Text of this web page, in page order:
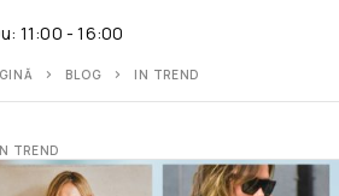
11:00 - 16:00
BLOG IN TREND
TREND